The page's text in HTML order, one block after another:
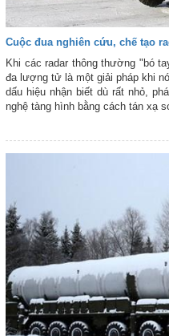
Cuộc đua nghiên cứu, chế tạo
Khi các radar thông thường "bó
đa lượng tử là một giải pháp khi
dấu hiệu nhận biết dù rất nhỏ,
nghệ tàng hình bằng cách tán xạ